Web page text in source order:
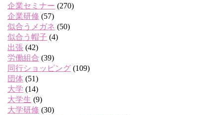
企業セミナー (270)
企業研修 (57)
似合うメガネ (50)
似合う帽子 (4)
出張 (42)
労働組合 (39)
同行ショッピング (109)
団体 (51)
大学 (14)
大学生 (9)
大学研修 (30)